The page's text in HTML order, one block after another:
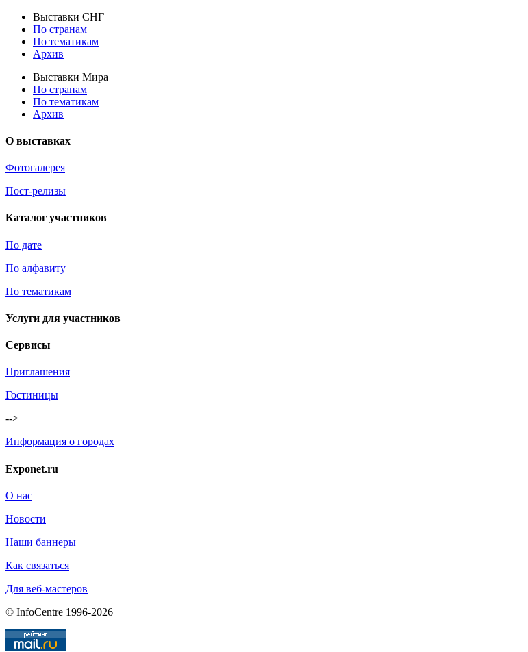
Выставки СНГ
По странам
По тематикам
Архив
Выставки Мира
По странам
По тематикам
Архив
О выставках
Фотогалерея
Пост-релизы
Каталог участников
По дате
По алфавиту
По тематикам
Услуги для участников
Сервисы
Приглашения
Гостиницы
-->
Информация о городах
Exponet.ru
О нас
Новости
Наши баннеры
Как связаться
Для веб-мастеров
© InfoCentre 1996-2026